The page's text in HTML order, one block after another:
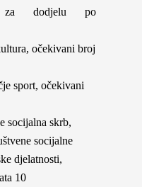
za dodjelu po
očekivani broj
sport, očekivani
socijalna skrb,
socijalne
djelatnosti,
10